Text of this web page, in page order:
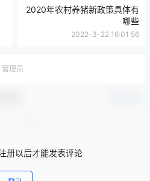
2020年农村养猪新政策具体有
哪些
2022-3-22 16:01:56
管理员
册以后才能发表评论